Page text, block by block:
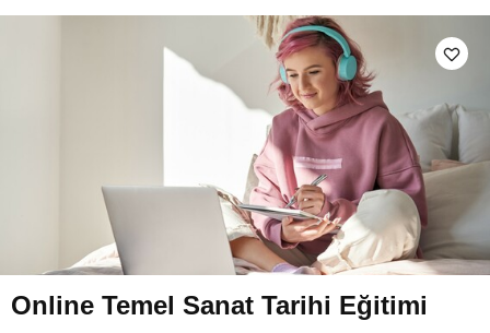
Online Temel Sanat Tarihi Eğitimi